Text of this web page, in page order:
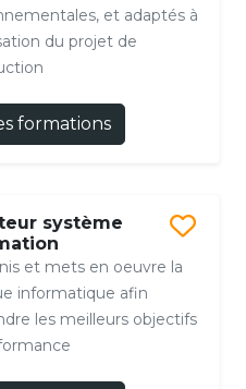
et adaptés à
du projet de
formations
système
et mets en oeuvre la
informatique afin
les meilleurs objectifs